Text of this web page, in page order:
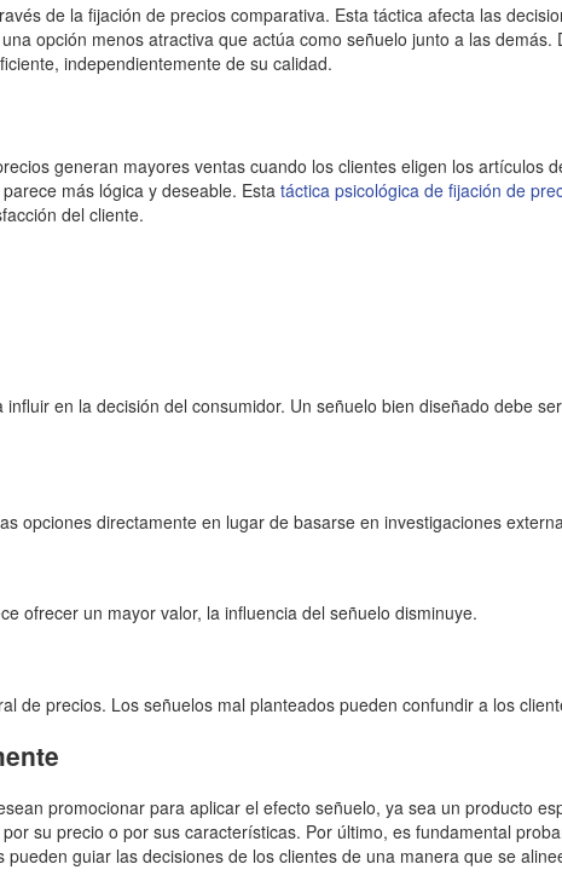
de la fijación de precios comparativa. Esta táctica afecta las
opción menos atractiva que actúa como señuelo junto a las
independientemente de su calidad.
generan mayores ventas cuando los clientes eligen los artículos
más lógica y deseable. Esta táctica psicológica de fijación de
del cliente.
en la decisión del consumidor. Un señuelo bien diseñado debe
opciones directamente en lugar de basarse en investigaciones
ofrecer un mayor valor, la influencia del señuelo disminuye.
de precios. Los señuelos mal planteados pueden confundir a los
promocionar para aplicar el efecto señuelo, ya sea un producto
su precio o por sus características. Por último, es fundamental
guiar las decisiones de los clientes de una manera que se